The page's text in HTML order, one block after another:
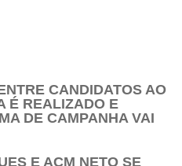
CANDIDATOS AO
É REALIZADO E
DE CAMPANHA VAI
E ACM NETO SE